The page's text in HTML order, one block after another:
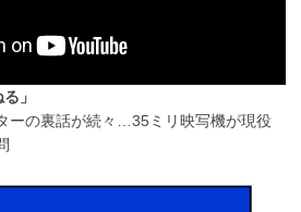
」
ーの裏話が続々…35ミリ映写機が現役